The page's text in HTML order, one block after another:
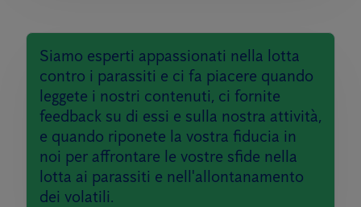
Siamo esperti appassionati nella lotta
contro i parassiti e ci fa piacere quando
leggete i nostri contenuti, ci fornite
feedback su di essi e sulla nostra attività,
e quando riponete la vostra fiducia in
noi per affrontare le vostre sfide nella
lotta ai parassiti e nell'allontanamento
dei volatili.